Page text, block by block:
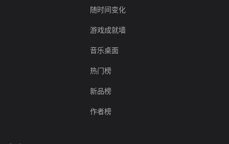
随时间变化
游戏成就墙
音乐桌面
热门榜
新品榜
作者榜